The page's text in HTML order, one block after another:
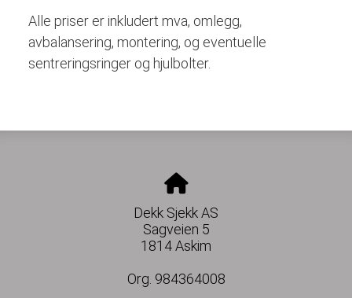
Alle priser er inkludert mva, omlegg,
avbalansering, montering, og eventuelle
sentreringsringer og hjulbolter.
Dekk Sjekk AS
Sagveien 5
1814 Askim
Org. 984364008